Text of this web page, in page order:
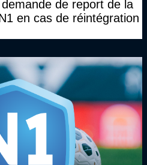
de report de la
en cas de réintégration